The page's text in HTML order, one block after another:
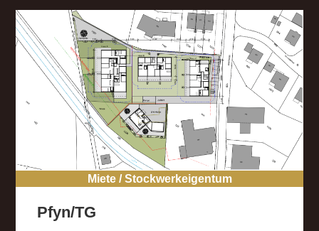
Miete / Stockwerkeigentum
Pfyn/TG